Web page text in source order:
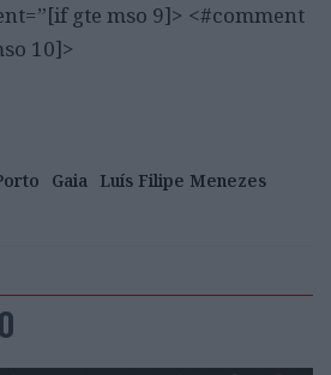
gte mso 9]> <#comment
10]>
Gaia Luís Filipe Menezes